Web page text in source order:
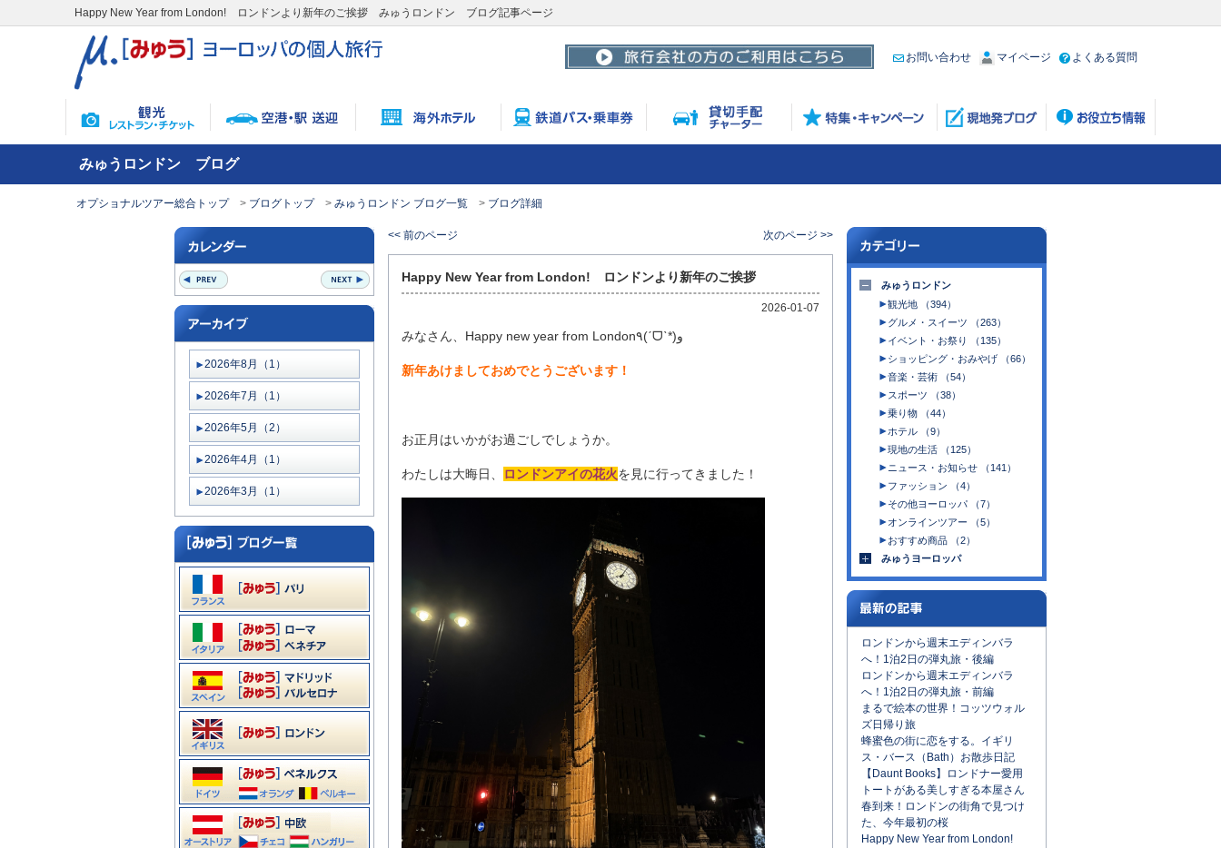
Happy New Year from London! ロンドンより新年のご挨拶 みゅうロンドン ブログ記事ページ
お問い合わせ マイページ よくある質問
みゅうロンドン ブログ
オプショナルツアー総合トップ ブログトップ みゅうロンドン ブログ一覧 ブログ詳細
2026年8月（1）
2026年7月（1）
2026年5月（2）
2026年4月（1）
2026年3月（1）
<< 前のページ 次のページ >>
Happy New Year from London! ロンドンより新年のご挨拶
2026-01-07
みなさん、Happy new year from London٩(ˊᗜˋ*)و
新年あけましておめでとうございます！
お正月はいかがお過ごしでしょうか。
わたしは大晦日、 ロンドンアイの花火を見に行ってきました！
みゅうロンドン
観光地 （394）
グルメ・スイーツ （263）
イベント・お祭り （135）
ショッピング・おみやげ （66）
音楽・芸術 （54）
スポーツ （38）
乗り物 （44）
ホテル （9）
現地の生活 （125）
ニュース・お知らせ （141）
ファッション （4）
その他ヨーロッパ （7）
オンラインツアー （5）
おすすめ商品 （2）
みゅうヨーロッパ
ロンドンから週末エディンバラ
へ！1泊2日の弾丸旅・後編
ロンドンから週末エディンバラ
へ！1泊2日の弾丸旅・前編
まるで絵本の世界！コッツウォル
ズ日帰り旅
蜂蜜色の街に恋をする。イギリ
ス・バース（Bath）お散歩日記
【Daunt Books】ロンドナー愛用
トートがある美しすぎる本屋さん
春到来！ロンドンの街角で見つけ
た、今年最初の桜
Happy New Year from London!